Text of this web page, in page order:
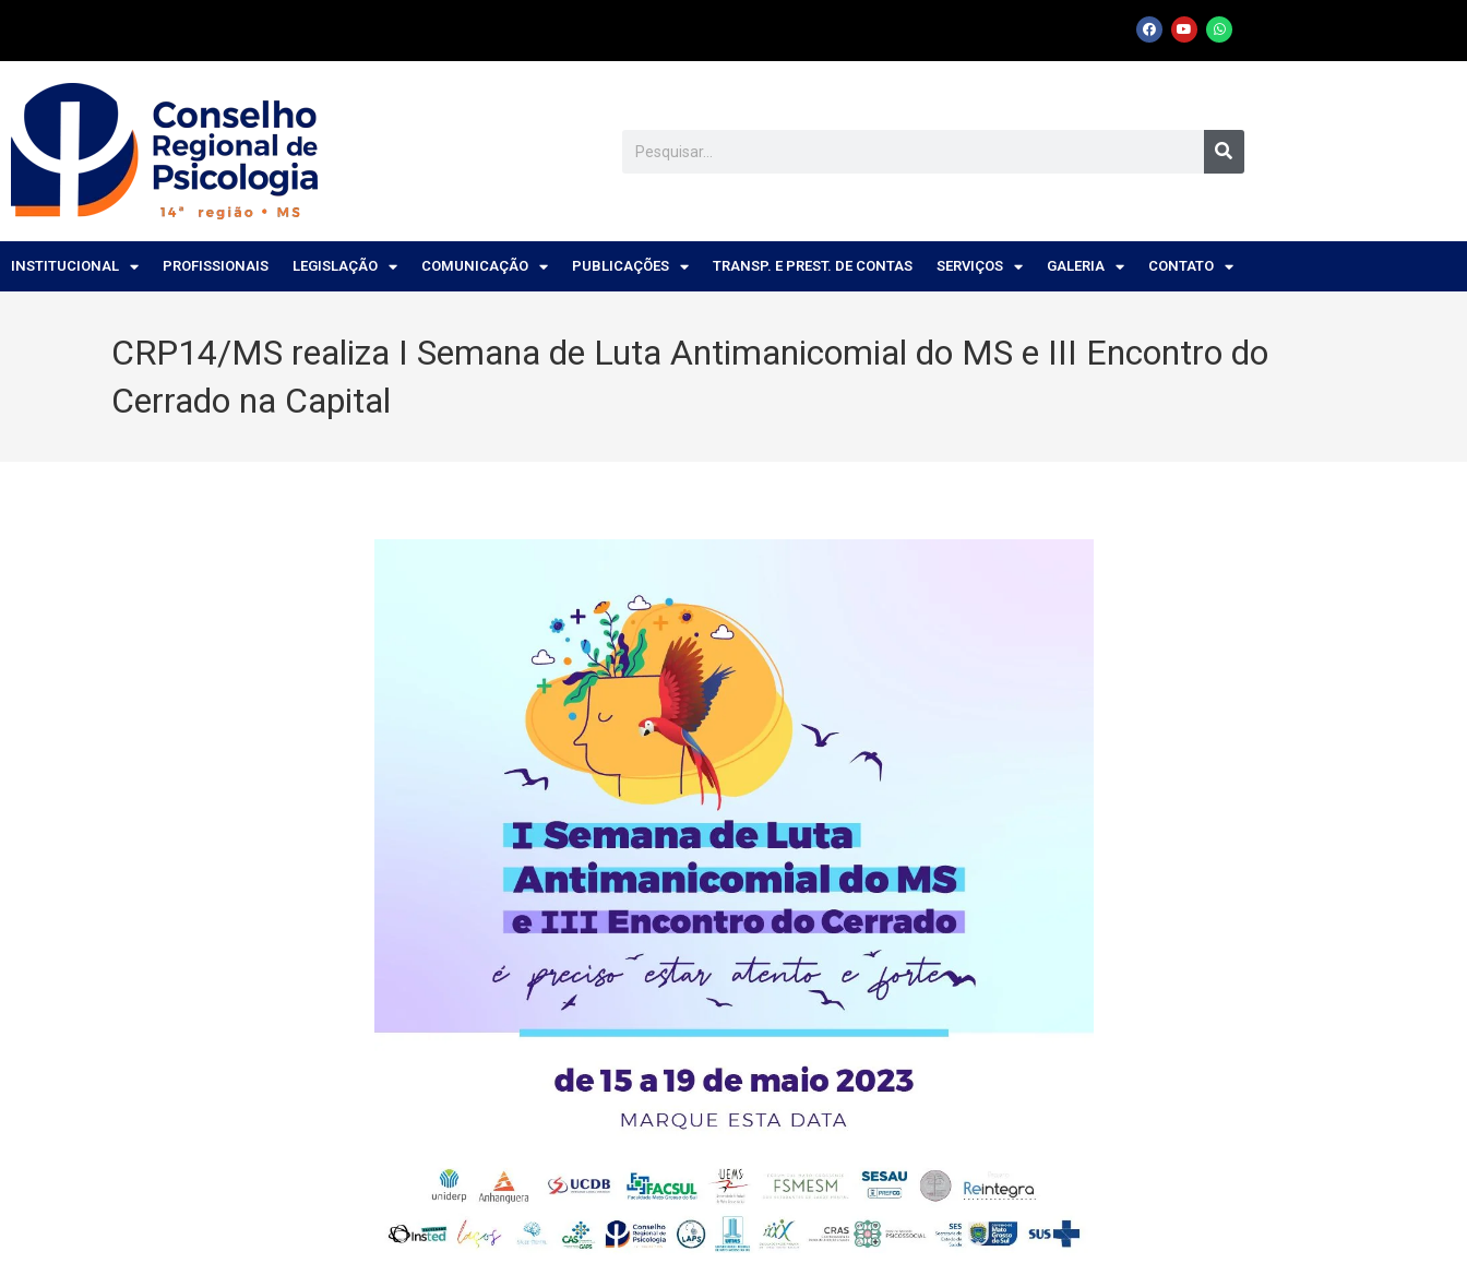
INSTITUCIONAL PROFISSIONAIS LEGISLAÇÃO COMUNICAÇÃO PUBLICAÇÕES TRANSP. E PREST. DE CONTAS SERVIÇOS GALERIA CONTATO
CRP14/MS realiza I Semana de Luta Antimanicomial do MS e III Encontro do
Cerrado na Capital